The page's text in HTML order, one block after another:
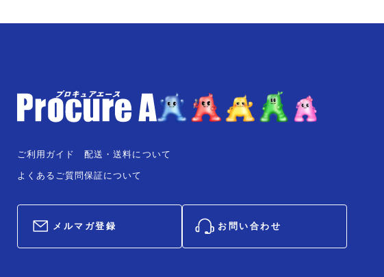
ご利用ガイド
よくあるご質問
配送・送料について
保証について
メルマガ登録 お問い合わせ